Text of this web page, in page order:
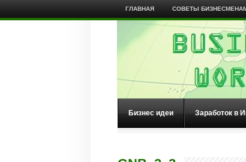
ГЛАВНАЯ СОВЕТЫ
Бизнес идеи Заработок в